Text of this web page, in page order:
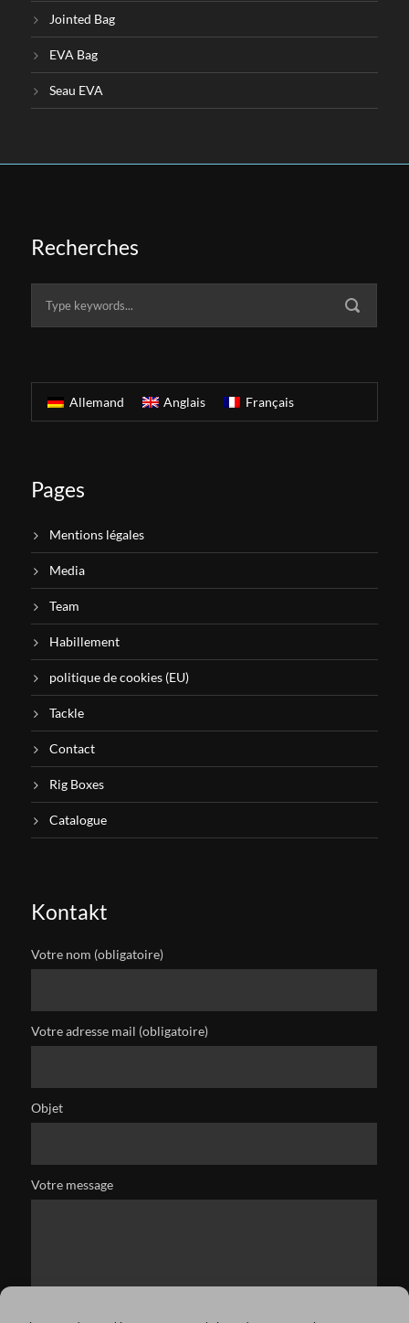
Jointed Bag
EVA Bag
Seau EVA
Recherches
Allemand Anglais Français
Pages
Mentions légales
Media
Team
Habillement
politique de cookies (EU)
Tackle
Contact
Rig Boxes
Catalogue
Kontakt
Votre nom (obligatoire)
Votre adresse mail (obligatoire)
Objet
Votre message